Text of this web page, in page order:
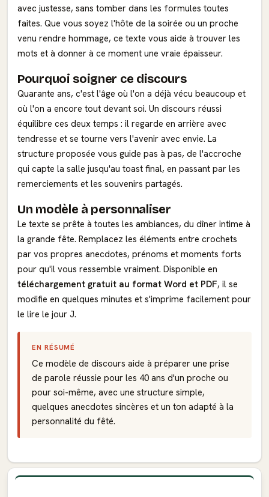
avec justesse, sans tomber dans les formules toutes
faites. Que vous soyez l'hôte de la soirée ou un proche
venu rendre hommage, ce texte vous aide à trouver les
mots et à donner à ce moment une vraie épaisseur.
Pourquoi soigner ce discours
Quarante ans, c'est l'âge où l'on a déjà vécu beaucoup et
où l'on a encore tout devant soi. Un discours réussi
équilibre ces deux temps : il regarde en arrière avec
tendresse et se tourne vers l'avenir avec envie. La
structure proposée vous guide pas à pas, de l'accroche
qui capte la salle jusqu'au toast final, en passant par les
remerciements et les souvenirs partagés.
Un modèle à personnaliser
Le texte se prête à toutes les ambiances, du dîner intime à
la grande fête. Remplacez les éléments entre crochets
par vos propres anecdotes, prénoms et moments forts
pour qu'il vous ressemble vraiment. Disponible en
téléchargement gratuit au format Word et PDF, il se
modifie en quelques minutes et s'imprime facilement pour
le lire le jour J.
EN RÉSUMÉ
Ce modèle de discours aide à préparer une prise
de parole réussie pour les 40 ans d'un proche ou
pour soi-même, avec une structure simple,
quelques anecdotes sincères et un ton adapté à la
personnalité du fêté.